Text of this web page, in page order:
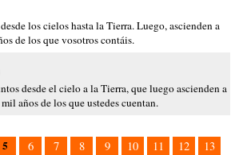
los cielos hasta la Tierra. Luego, ascienden a
de los que vosotros contáis.
desde el cielo a la Tierra, que luego ascienden a
años de los que ustedes cuentan.
5 6 7 8 9 10 11 12
13